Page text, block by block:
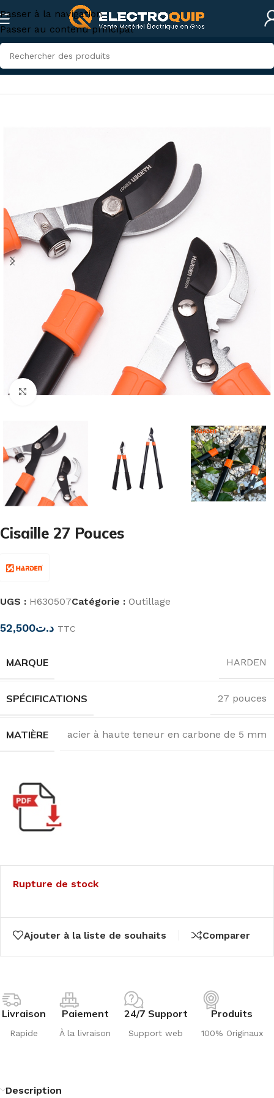
Passer à la navigation
Passer au contenu principal
Accueil/Accessoires et outillage/Outillage
Cliquez pour agrandir
Cisaille 27 Pouces
UGS : H630507Catégorie : Outillage
د.ت52,500 TTC
MARQUE HARDEN
SPÉCIFICATIONS 27 pouces
MATIÈRE acier à haute teneur en carbone de 5 mm
Rupture de stock
Ajouter à la liste de souhaits Comparer
Livraison
Rapide
Paiement
À la livraison
24/7 Support
Support web
Produits
100% Originaux
Description